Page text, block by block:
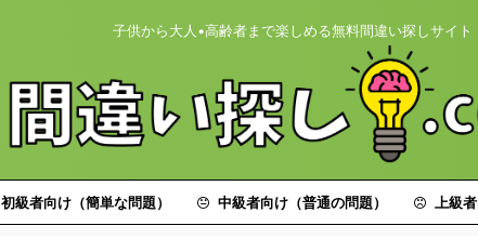
子供から大人•高齢者まで楽しめる無料間違い探しサイト
初級者向け（簡単な問題） 中級者向け（普通の問題） 上級